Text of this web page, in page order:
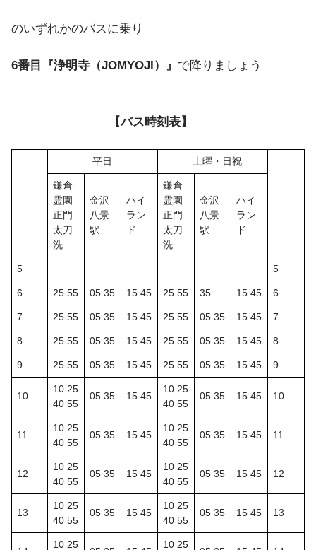
のいずれかのバスに乗り
6番目『浄明寺（JOMYOJI）』 で降りましょう
【バス時刻表】
平日 土曜・日祝
鎌倉
霊園
正門
太刀
洗
金沢
八景
駅
ハイ
ラン
ド
鎌倉
霊園
正門
太刀
洗
金沢
八景
駅
ハイ
ラン
ド
5 5
6 25 55 05 35 15 45 25 55 35 15 45 6
7 25 55 05 35 15 45 25 55 05 35 15 45 7
8 25 55 05 35 15 45 25 55 05 35 15 45 8
9 25 55 05 35 15 45 25 55 05 35 15 45 9
10
10 25
40 55
05 35 15 45
10 25
40 55
05 35 15 45 10
11
10 25
40 55
05 35 15 45
10 25
40 55
05 35 15 45 11
12
10 25
40 55
05 35 15 45
10 25
40 55
05 35 15 45 12
13
10 25
40 55
05 35 15 45
10 25
40 55
05 35 15 45 13
10 25
10 25